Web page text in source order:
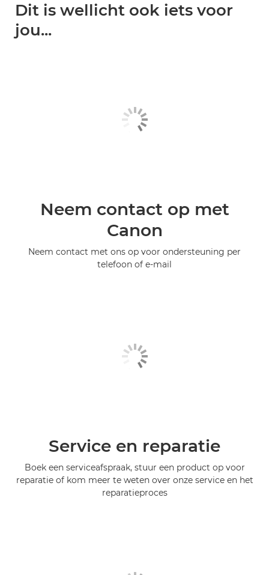
Dit is wellicht ook iets voor
jou...
Neem contact op met
Canon
Neem contact met ons op voor ondersteuning per
telefoon of e-mail
Service en reparatie
Boek een serviceafspraak, stuur een product op voor
reparatie of kom meer te weten over onze service en het
reparatieproces